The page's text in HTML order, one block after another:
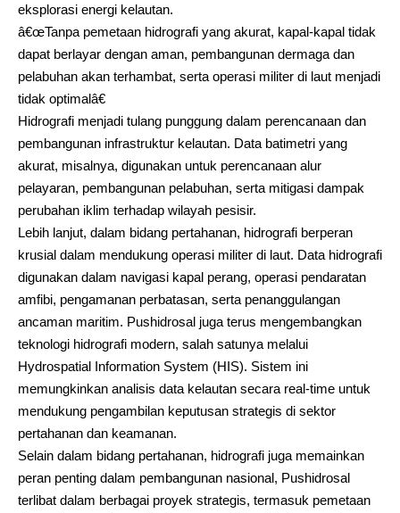
eksplorasi energi kelautan.
â€œTanpa pemetaan hidrografi yang akurat, kapal-kapal tidak
dapat berlayar dengan aman, pembangunan dermaga dan
pelabuhan akan terhambat, serta operasi militer di laut menjadi
tidak optimalâ€
Hidrografi menjadi tulang punggung dalam perencanaan dan
pembangunan infrastruktur kelautan. Data batimetri yang
akurat, misalnya, digunakan untuk perencanaan alur
pelayaran, pembangunan pelabuhan, serta mitigasi dampak
perubahan iklim terhadap wilayah pesisir.
Lebih lanjut, dalam bidang pertahanan, hidrografi berperan
krusial dalam mendukung operasi militer di laut. Data hidrografi
digunakan dalam navigasi kapal perang, operasi pendaratan
amfibi, pengamanan perbatasan, serta penanggulangan
ancaman maritim. Pushidrosal juga terus mengembangkan
teknologi hidrografi modern, salah satunya melalui
Hydrospatial Information System (HIS). Sistem ini
memungkinkan analisis data kelautan secara real-time untuk
mendukung pengambilan keputusan strategis di sektor
pertahanan dan keamanan.
Selain dalam bidang pertahanan, hidrografi juga memainkan
peran penting dalam pembangunan nasional, Pushidrosal
terlibat dalam berbagai proyek strategis, termasuk pemetaan